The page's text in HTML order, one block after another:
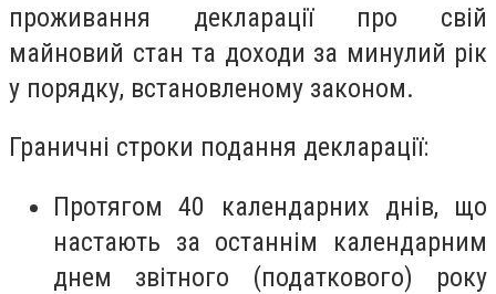
проживання декларації про свій
майновий стан та доходи за минулий рік
у порядку, встановленому законом.
Граничні строки подання декларації:
Протягом 40 календарних днів, що
настають за останнім календарним
днем звітного (податкового) року